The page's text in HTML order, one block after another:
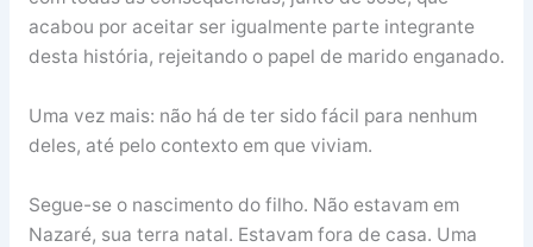
acabou por aceitar ser igualmente parte integrante
desta história, rejeitando o papel de marido enganado.
Uma vez mais: não há de ter sido fácil para nenhum
deles, até pelo contexto em que viviam.
Segue-se o nascimento do filho. Não estavam em
Nazaré, sua terra natal. Estavam fora de casa. Uma